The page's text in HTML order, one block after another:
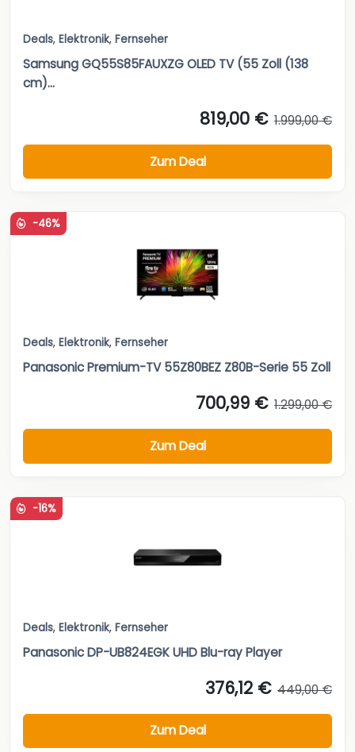
Deals, Elektronik, Fernseher
Samsung GQ55S85FAUXZG OLED TV (55 Zoll (138
cm)...
819,00 € 1.999,00 €
Zum Deal
-46%
Deals, Elektronik, Fernseher
Panasonic Premium-TV 55Z80BEZ Z80B-Serie 55 Zoll
700,99 € 1.299,00 €
Zum Deal
-16%
Deals, Elektronik, Fernseher
Panasonic DP-UB824EGK UHD Blu-ray Player
376,12 € 449,00 €
Zum Deal